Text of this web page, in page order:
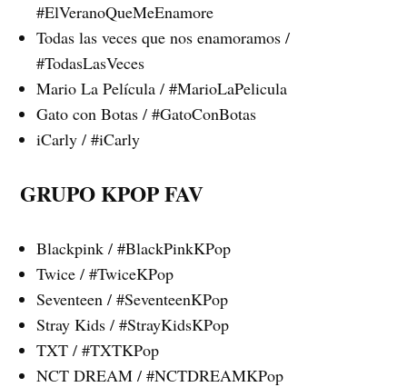
#ElVeranoQueMeEnamore
Todas las veces que nos enamoramos /
#TodasLasVeces
Mario La Película / #MarioLaPelicula
Gato con Botas / #GatoConBotas
iCarly / #iCarly
GRUPO KPOP FAV
Blackpink / #BlackPinkKPop
Twice / #TwiceKPop
Seventeen / #SeventeenKPop
Stray Kids / #StrayKidsKPop
TXT / #TXTKPop
NCT DREAM / #NCTDREAMKPop